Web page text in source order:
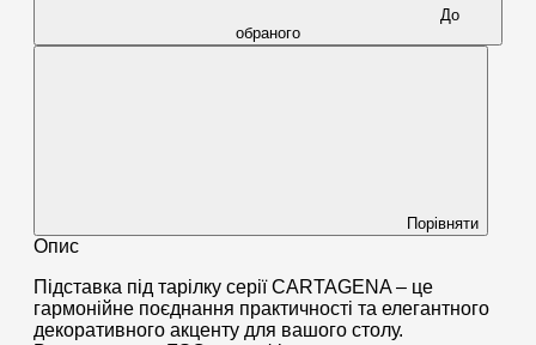
До
обраного
Порівняти
Опис
Підставка під тарілку серії CARTAGENA – це
гармонійне поєднання практичності та елегантного
декоративного акценту для вашого столу.